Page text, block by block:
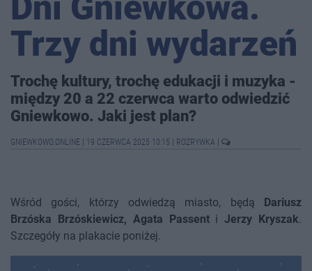
Trzy dni wydarzeń
Trochę kultury, trochę edukacji i muzyka -
między 20 a 22 czerwca warto odwiedzić
Gniewkowo. Jaki jest plan?
GNIEWKOWO.ONLINE 19 CZERWCA 2025 10:15 ROZRYWKA
Wśród gości, którzy odwiedzą miasto, będą
Dariusz
Brzóska Brzóskiewicz, Agata PassentiJerzy Kryszak.
Szczegóły na plakacie poniżej.